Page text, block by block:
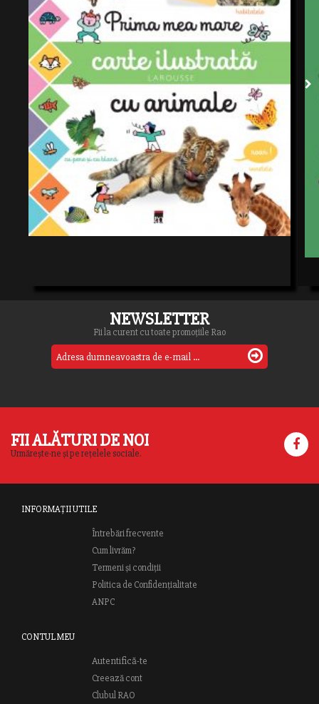
NEWSLETTER
Fii la curent cu toate promoțiile Rao
FII ALĂTURI DE NOI
Urmărește-ne și pe rețelele sociale.
INFORMAȚII UTILE
Întrebări frecvente
Cum livrăm?
Termeni și condiții
Politica de Confidențialitate
ANPC
CONTUL MEU
Autentifică-te
Creează cont
Clubul RAO